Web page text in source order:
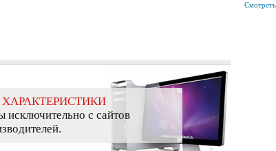
ХАРАКТЕРИСТИКИ
исключительно с сайтов
Смотреть